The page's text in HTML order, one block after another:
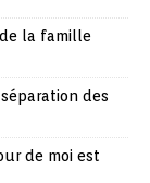
la famille
des
de moi est